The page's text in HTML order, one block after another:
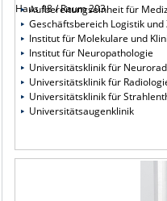
Haus 18 / Raum 203
Aufbereitungseinheit für
Geschäftsbereich Logistik
Institut für Molekulare und
Institut für Neuropathologie
Universitätsklinik für
Universitätsklinik für
Universitätsklinik für
Universitätsaugenklinik